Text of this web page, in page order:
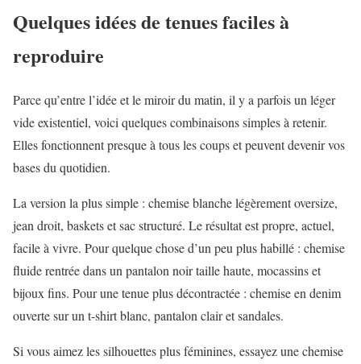
Quelques idées de tenues faciles à
reproduire
Parce qu’entre l’idée et le miroir du matin, il y a parfois un léger
vide existentiel, voici quelques combinaisons simples à retenir.
Elles fonctionnent presque à tous les coups et peuvent devenir vos
bases du quotidien.
La version la plus simple : chemise blanche légèrement oversize,
jean droit, baskets et sac structuré. Le résultat est propre, actuel,
facile à vivre. Pour quelque chose d’un peu plus habillé : chemise
fluide rentrée dans un pantalon noir taille haute, mocassins et
bijoux fins. Pour une tenue plus décontractée : chemise en denim
ouverte sur un t-shirt blanc, pantalon clair et sandales.
Si vous aimez les silhouettes plus féminines, essayez une chemise